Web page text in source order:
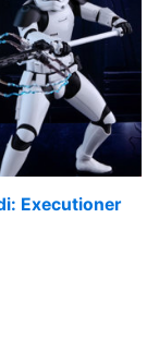
Executioner